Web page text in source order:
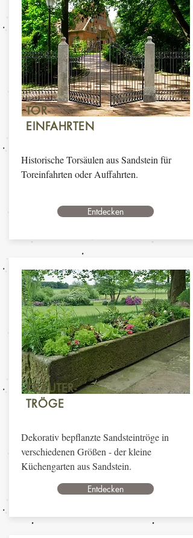
Historische Torsäulen aus Sandstein für
Toreinfahrten oder Auffahrten.
TOR-
EINFAHRTEN
Entdecken
Dekorativ bepflanzte Sandsteintröge in
verschiedenen Größen - der kleine
Küchengarten aus Sandstein.
KRÄUTER-
TRÖGE
Entdecken